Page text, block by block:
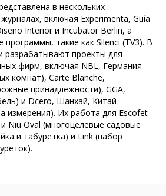
​​в нескольких
включая Experimenta, Guía
Interior и Incubator Berlin, а
программы, такие как Silenci (TV3). В
разрабатывают проекты для
фирм, включая NBL, Германия
комнат), Carte Blanche,
принадлежности), GGA,
и Dcero, Шанхай, Китай
измерения). Их работа для Escofet
Niu Oval (многоцелевые садовые
и табуретка) и Link (набор